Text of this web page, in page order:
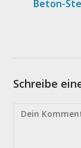
Beton-
Schreibe
Kommentar